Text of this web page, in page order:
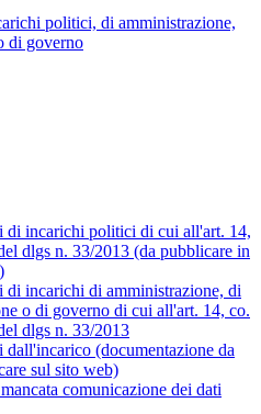
politici, di amministrazione,
di governo
di incarichi politici di cui all'art. 14,
dlgs n. 33/2013 (da pubblicare in
di incarichi di amministrazione, di
o di governo di cui all'art. 14, co.
dlgs n. 33/2013
dall'incarico (documentazione da
sul sito web)
comunicazione dei dati